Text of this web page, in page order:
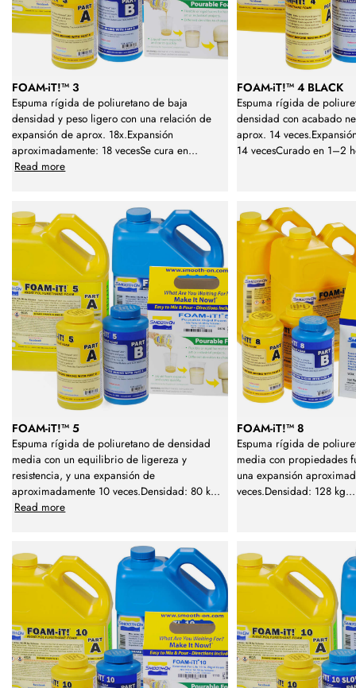
FOAM-iT!™ 3
Espuma rígida de poliuretano de baja
densidad y peso ligero con una relación de
expansión de aprox. 18x.Expansión
aproximadamente: 18 vecesSe cura en...
Read more
FOAM-iT!™ 4 BLACK
Espuma rígida de
densidad con acabado
aprox. 14
14 vecesCurado en 1–2
FOAM-iT!™ 5
Espuma rígida de poliuretano de densidad
media con un equilibrio de ligereza y
resistencia, y una expansión de
aproximadamente 10 veces.Densidad: 80 k...
Read more
FOAM-iT!™ 8
Espuma rígida de
media con propiedades
una expansión
veces.Densidad: 128 kg...